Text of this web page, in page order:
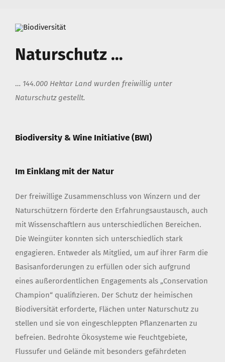
Naturschutz …
… 144.000 Hektar Land wurden freiwillig unter
Naturschutz gestellt.
Biodiversity & Wine Initiative (BWI)
Im Einklang mit der Natur
Der freiwillige Zusammenschluss von Winzern und der
Naturschützern förderte den Erfahrungsaustausch, auch
mit Wissenschaftlern aus unterschiedlichen Bereichen.
Die Weingüter konnten sich unterschiedlich stark
engagieren. Entweder als Mitglied, um auf ihrer Farm die
Basisanforderungen zu erfüllen oder sich aufgrund
eines außerordentlichen Engagements als „Conservation
Champion“ qualifizieren. Der Schutz der heimischen
Biodiversität erforderte, Flächen unter Naturschutz zu
stellen und sie von eingeschleppten Pflanzenarten zu
befreien. Bedrohte Ökosysteme wie Feuchtgebiete,
Flussufer und Gelände mit besonders gefährdeten